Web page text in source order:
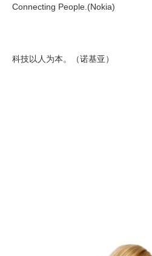
Connecting People.(Nokia)
科技以人为本。（诺基亚）